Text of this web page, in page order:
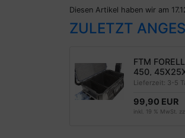
Diesen Artikel haben wir am
ZULETZT
FTM
450,
Lieferzeit: 3-5
99,90 EUR
inkl. 19 % MwSt.